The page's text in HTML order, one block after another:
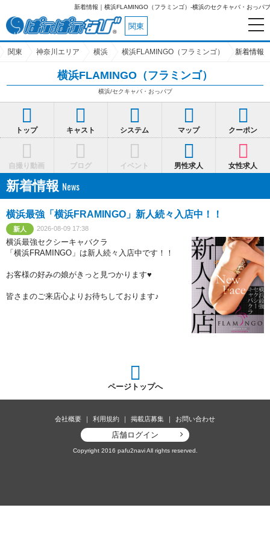
新着情報｜横浜FLAMINGO（フラミンゴ）-横浜のセクキャバ・おっパブ
関東
関東 神奈川エリア 横浜 横浜FLAMINGO（フラミンゴ） 新着情報
横浜FLAMINGO（フラミンゴ）
横浜/セクキャバ・おっパブ
トップ キャスト システム マップ クーポン
自撮り動画 ブログ イベント 男性求人 女性求人
新着情報
横浜最強「横浜FRAMINGO」新人続々入店中！！
新人 2026-08-09 17:38
横浜最強セクシーキャバクラ
「横浜FRAMINGO」は新人続々入店中です！！
お客様の好みの娘がきっと見つかります♥
皆さまのご来店心よりお待ちしております♪
ページトップへ
会社概要 利用規約 掲載店募集 お問い合わせ
店舗ログイン
Copyright 2016 pafu2navi All rights reserved.